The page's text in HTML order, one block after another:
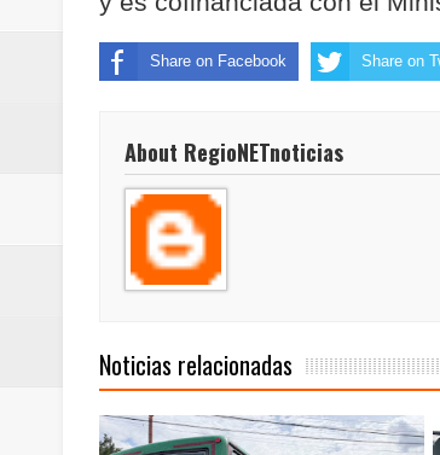
Share on Facebook Share on
About RegioNETnoticias
Noticias relacionadas